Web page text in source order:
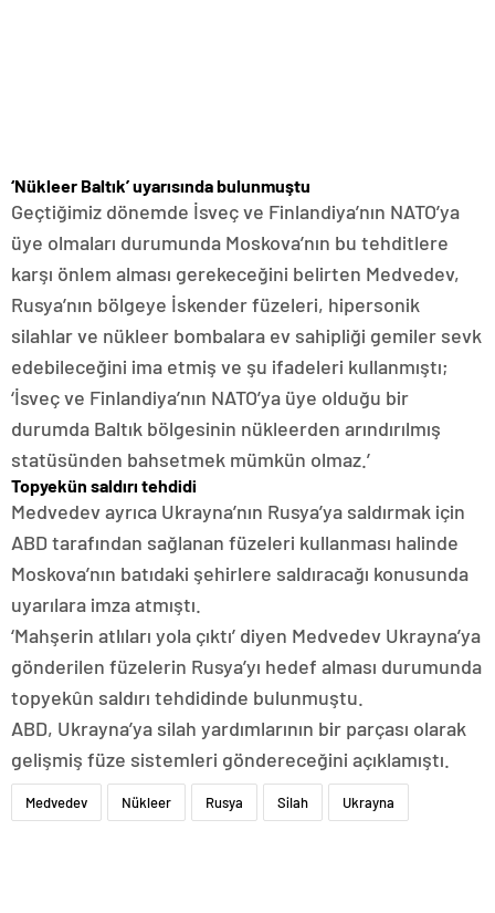
‘Nükleer Baltık’ uyarısında bulunmuştu
Geçtiğimiz dönemde İsveç ve Finlandiya’nın NATO’ya
üye olmaları durumunda Moskova’nın bu tehditlere
karşı önlem alması gerekeceğini belirten Medvedev,
Rusya’nın bölgeye İskender füzeleri, hipersonik
silahlar ve nükleer bombalara ev sahipliği gemiler sevk
edebileceğini ima etmiş ve şu ifadeleri kullanmıştı;
‘İsveç ve Finlandiya’nın NATO’ya üye olduğu bir
durumda Baltık bölgesinin nükleerden arındırılmış
statüsünden bahsetmek mümkün olmaz.’
Topyekün saldırı tehdidi
Medvedev ayrıca Ukrayna’nın Rusya’ya saldırmak için
ABD tarafından sağlanan füzeleri kullanması halinde
Moskova’nın batıdaki şehirlere saldıracağı konusunda
uyarılara imza atmıştı.
‘Mahşerin atlıları yola çıktı’ diyen Medvedev Ukrayna’ya
gönderilen füzelerin Rusya’yı hedef alması durumunda
topyekûn saldırı tehdidinde bulunmuştu.
ABD, Ukrayna’ya silah yardımlarının bir parçası olarak
gelişmiş füze sistemleri göndereceğini açıklamıştı.
Medvedev Nükleer Rusya Silah Ukrayna